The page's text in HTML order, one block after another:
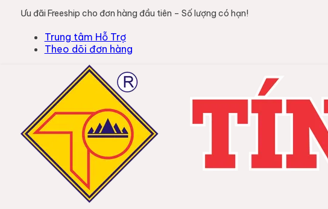
Ưu đãi Freeship cho đơn hàng đầu tiên – Số lượng có hạn!
Trung tâm Hỗ Trợ
Theo dõi đơn hàng